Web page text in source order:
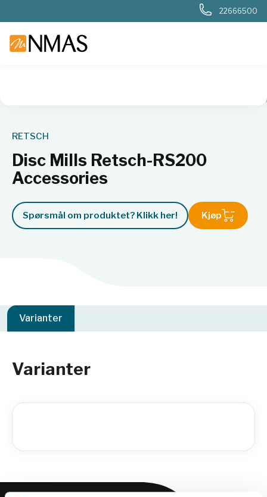
22666500
RETSCH
Disc Mills Retsch-RS200
Accessories
Spørsmål om produktet? Klikk her! Kjøp
Varianter
Varianter